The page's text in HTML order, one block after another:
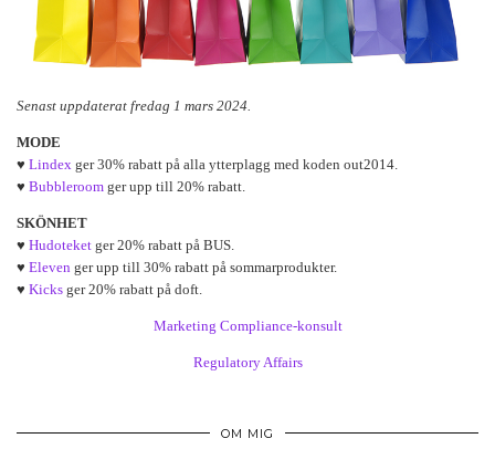
Senast uppdaterat fredag 1 mars 2024.
MODE
♥ Lindex ger 30% rabatt på alla ytterplagg med koden out2014.
♥ Bubbleroom ger upp till 20% rabatt.
SKÖNHET
♥ Hudoteket ger 20% rabatt på BUS.
♥ Eleven ger upp till 30% rabatt på sommarprodukter.
♥ Kicks ger 20% rabatt på doft.
Marketing Compliance-konsult
Regulatory Affairs
OM MIG